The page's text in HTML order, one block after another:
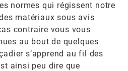
normes qui régissent notre
matériaux sous avis
contraire vous vous
au bout de quelques
s’apprend au fil des
ainsi peu dire que